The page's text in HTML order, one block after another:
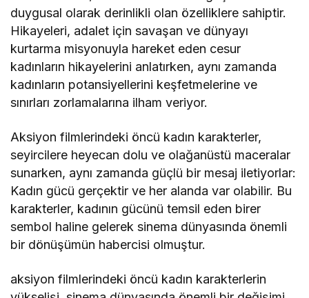
duygusal olarak derinlikli olan özelliklere sahiptir.
Hikayeleri, adalet için savaşan ve dünyayı
kurtarma misyonuyla hareket eden cesur
kadınların hikayelerini anlatırken, aynı zamanda
kadınların potansiyellerini keşfetmelerine ve
sınırları zorlamalarına ilham veriyor.
Aksiyon filmlerindeki öncü kadın karakterler,
seyircilere heyecan dolu ve olağanüstü maceralar
sunarken, aynı zamanda güçlü bir mesaj iletiyorlar:
Kadın gücü gerçektir ve her alanda var olabilir. Bu
karakterler, kadının gücünü temsil eden birer
sembol haline gelerek sinema dünyasında önemli
bir dönüşümün habercisi olmuştur.
aksiyon filmlerindeki öncü kadın karakterlerin